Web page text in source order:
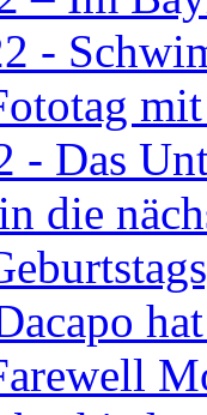
-
- Das
die